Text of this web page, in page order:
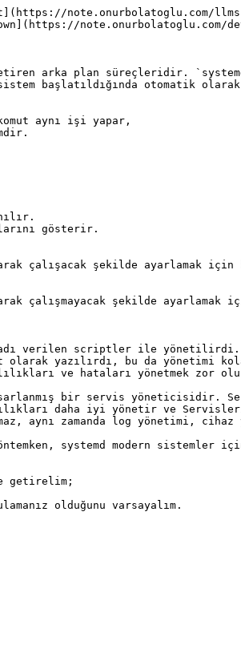
note.onurbolatoglu.com/
note.onurbolatoglu.com/
arka plan süreçleridir.
başlatıldığında otomatik
aynı işi yapar,
gösterir.
çalışacak şekilde ayarlamak
çalışmayacak şekilde ayarlamak
verilen scriptler ile yönetilirdi.
yazılırdı, bu da yönetimi
ve hataları yönetmek zor
bir servis
daha iyi yönetir ve
aynı zamanda log yönetimi,
systemd modern sistemler için
getirelim;
olduğunu varsayalım.